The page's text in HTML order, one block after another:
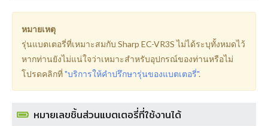
หมายเหตุ
รุ่นแบตเตอรี่ที่เหมาะสมกับ Sharp EC-VR3S ไม่ได้ระบุทั้งหมดไว้
หากท่านยังไม่แน่ใจว่าเหมาะสำหรับอุปกรณ์ของท่านหรือไม่
โปรดคลิกที่"บริการให้คำปรึกษารุ่นของแบตเตอรี่".
หมายเลขชิ้นส่วนแบตเตอรี่ที่ใช้งานได้